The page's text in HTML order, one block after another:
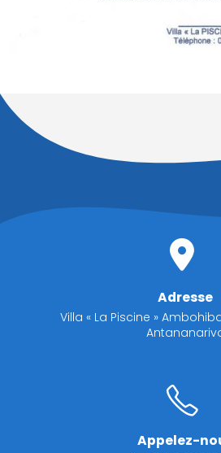
Adresse
Villa « La Piscine »
Appelez-